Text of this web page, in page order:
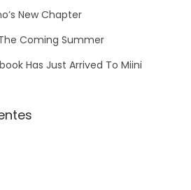
New Chapter
Coming Summer
Has Just Arrived To Miini